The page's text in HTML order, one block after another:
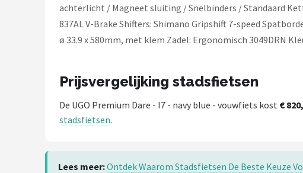
Voltano
Shimano
Alle merken →
achterlicht / Magneet sluiting / Snelbinders / Standaard
837AL V-Brake Shifters: Shimano Gripshift 7-speed
ø 33.9 x 580mm, met klem Zadel: Ergonomisch 3049DRN
Prijsvergelijking stadsfietsen
De UGO Premium Dare - I7 - navy blue - vouwfiets kost €
stadsfietsen.
Lees meer:Ontdek Waarom Stadsfietsen De Beste Keuze